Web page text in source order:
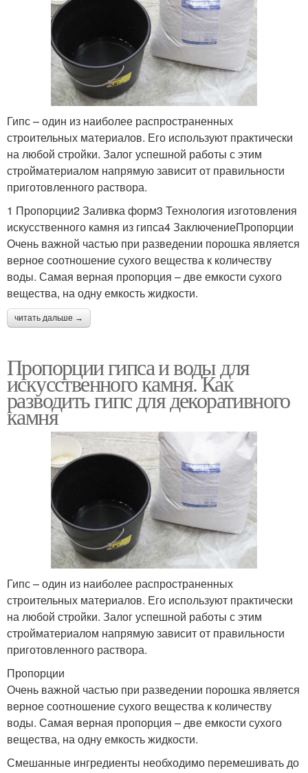
Гипс – один из наиболее распространенных
строительных материалов. Его используют практически
на любой стройки. Залог успешной работы с этим
стройматериалом напрямую зависит от правильности
приготовленного раствора.
1 Пропорции2 Заливка форм3 Технология изготовления
искусственного камня из гипса4 ЗаключениеПропорции
Очень важной частью при разведении порошка является
верное соотношение сухого вещества к количеству
воды. Самая верная пропорция – две емкости сухого
вещества, на одну емкость жидкости.
читать дальше →
Пропорции гипса и воды для
искусственного камня. Как
разводить гипс для декоративного
камня
Гипс – один из наиболее распространенных
строительных материалов. Его используют практически
на любой стройки. Залог успешной работы с этим
стройматериалом напрямую зависит от правильности
приготовленного раствора.
Пропорции
Очень важной частью при разведении порошка является
верное соотношение сухого вещества к количеству
воды. Самая верная пропорция – две емкости сухого
вещества, на одну емкость жидкости.
Смешанные ингредиенты необходимо перемешивать до